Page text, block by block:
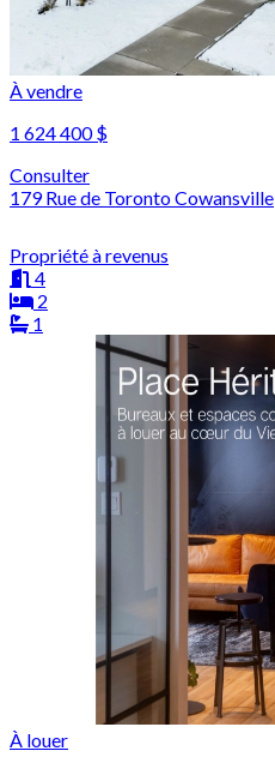
À vendre
1 624 400 $
Consulter
179 Rue de Toronto Cowansville
Propriété à revenus
4
2
1
À louer